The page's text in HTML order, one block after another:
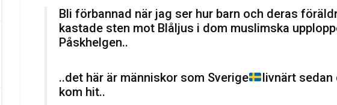
Bli förbannad när jag ser hur barn och deras
kastade sten mot Blåljus i dom muslimska
Påskhelgen..
..det här är människor som Sverige
livnärt sedan
kom hit..